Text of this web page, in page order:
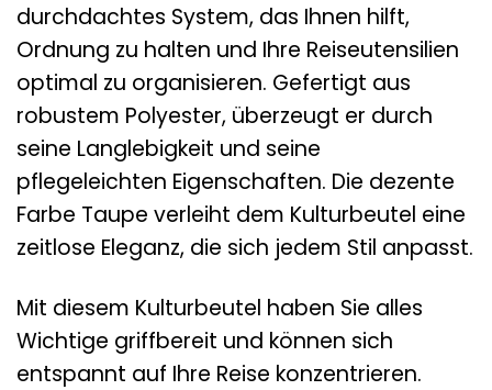
durchdachtes System, das Ihnen hilft,
Ordnung zu halten und Ihre Reiseutensilien
optimal zu organisieren. Gefertigt aus
robustem Polyester, überzeugt er durch
seine Langlebigkeit und seine
pflegeleichten Eigenschaften. Die dezente
Farbe Taupe verleiht dem Kulturbeutel eine
zeitlose Eleganz, die sich jedem Stil anpasst.
Mit diesem Kulturbeutel haben Sie alles
Wichtige griffbereit und können sich
entspannt auf Ihre Reise konzentrieren.